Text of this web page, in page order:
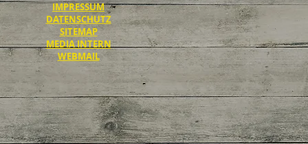
IMPRESSUM
DATENSCHUTZ
SITEMAP
MEDIA INTERN
WEBMAIL